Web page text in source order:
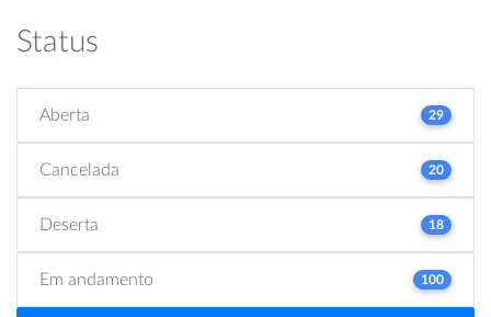
Status
Aberta 29
Cancelada 20
Deserta 18
Em andamento 100